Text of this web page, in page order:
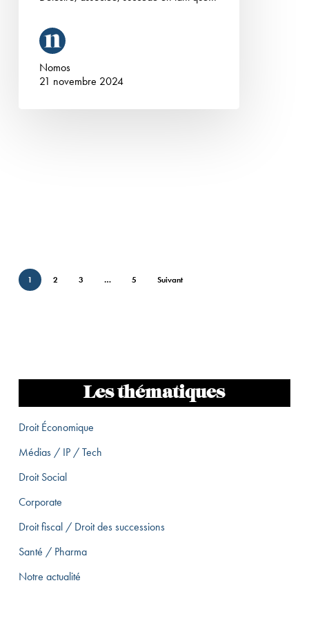
Nomos
21 novembre 2024
1 2 3 … 5 Suivant
Les thématiques
Droit Économique
Médias / IP / Tech
Droit Social
Corporate
Droit fiscal / Droit des successions
Santé / Pharma
Notre actualité